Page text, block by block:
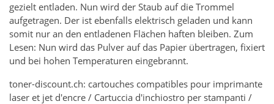
gezielt entladen. Nun wird der Staub auf die Trommel
aufgetragen. Der ist ebenfalls elektrisch geladen und kann
somit nur an den entladenen Flächen haften bleiben. Zum
Lesen: Nun wird das Pulver auf das Papier übertragen, fixiert
und bei hohen Temperaturen eingebrannt.
toner-discount.ch: cartouches compatibles pour imprimante
laser et jet d'encre / Cartuccia d'inchiostro per stampanti /